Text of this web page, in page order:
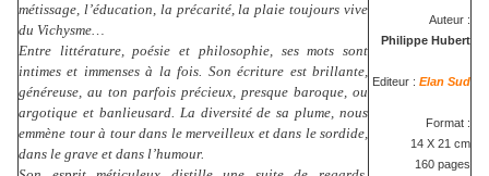
métissage, l’éducation, la précarité, la plaie toujours vive
du Vichysme…
Entre littérature, poésie et philosophie, ses mots sont
intimes et immenses à la fois. Son écriture est brillante,
généreuse, au ton parfois précieux, presque baroque, ou
argotique et banlieusard. La diversité de sa plume, nous
emmène tour à tour dans le merveilleux et dans le sordide,
dans le grave et dans l’humour.
Auteur :
Philippe Hubert
Editeur : Elan Sud
Format :
14 X 21 cm
160 pages